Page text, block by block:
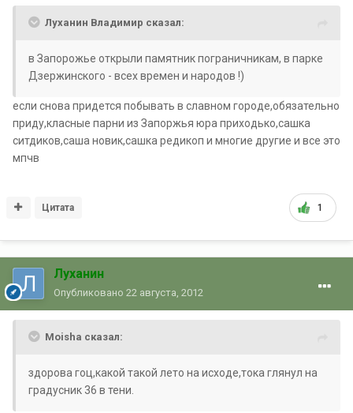
Луханин Владимир сказал:
в Запорожье открыли памятник пограничникам, в парке
Дзержинского - всех времен и народов !)
если снова придется побывать в славном городе,обязательно
приду,класные парни из Запоржья юра приходько,сашка
ситдиков,саша новик,сашка редикоп и многие другие и все это
мпчв
1
Цитата
Луханин
Опубликовано 22 августа, 2012
Moisha сказал:
здорова гоц,какой такой лето на исходе,тока глянул на
градусник 36 в тени.